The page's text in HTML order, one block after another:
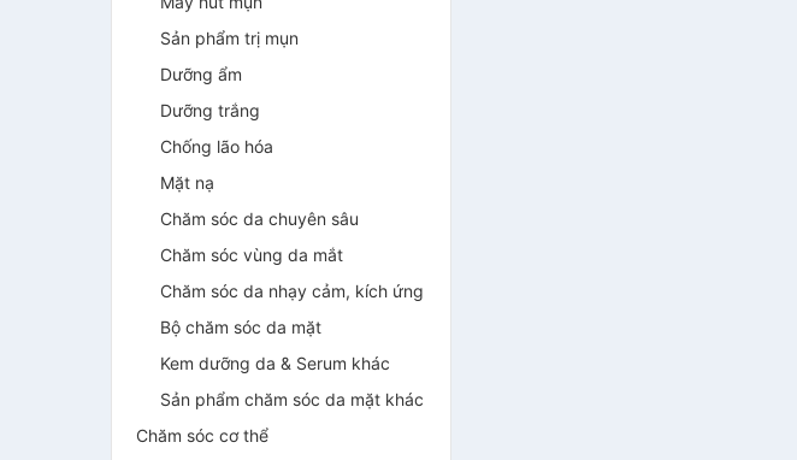
Sản phẩm trị mụn
Dưỡng ẩm
Dưỡng trắng
Chống lão hóa
Mặt nạ
Chăm sóc da chuyên sâu
Chăm sóc vùng da mắt
Chăm sóc da nhạy cảm, kích ứng
Bộ chăm sóc da mặt
Kem dưỡng da & Serum khác
Sản phẩm chăm sóc da mặt khác
Chăm sóc cơ thể